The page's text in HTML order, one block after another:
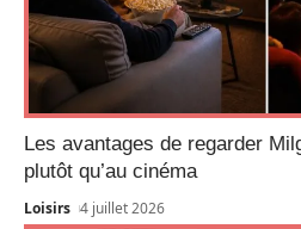
Les avantages de regarder
plutôt qu’au cinéma
Loisirs 4 juillet 2026